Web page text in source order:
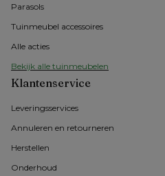
Parasols
Tuinmeubel accessoires
Alle acties
Bekijk alle tuinmeubelen
Klantenservice
Leveringsservices
Annuleren en retourneren
Herstellen
Onderhoud